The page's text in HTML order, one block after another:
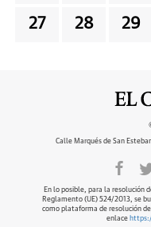
27 28 29
Calle Marqués de San
En lo posible, para la resolución
Reglamento (UE) 524/2013, se
como plataforma de resolución
enlace